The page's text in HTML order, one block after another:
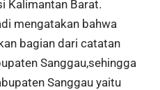
Kalimantan Barat.
mengatakan bahwa
bagian dari catatan
Sanggau,sehingga
Sanggau yaitu